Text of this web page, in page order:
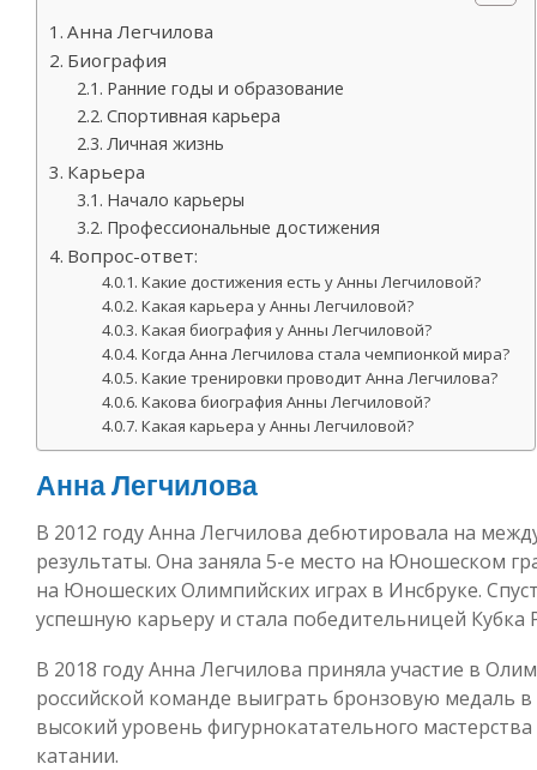
Анна Легчилова
Биография
Ранние годы и образование
Спортивная карьера
Личная жизнь
Карьера
Начало карьеры
Профессиональные достижения
Вопрос-ответ:
Какие достижения есть у Анны Легчиловой?
Какая карьера у Анны Легчиловой?
Какая биография у Анны Легчиловой?
Когда Анна Легчилова стала чемпионкой мира?
Какие тренировки проводит Анна Легчилова?
Какова биография Анны Легчиловой?
Какая карьера у Анны Легчиловой?
Анна Легчилова
В 2012 году Анна Легчилова дебютировала на
результаты. Она заняла 5-е место на Юношеском
на Юношеских Олимпийских играх в Инсбруке.
успешную карьеру и стала победительницей Кубка
В 2018 году Анна Легчилова приняла участие в
российской команде выиграть бронзовую медаль
высокий уровень фигурнокатательного
катании.